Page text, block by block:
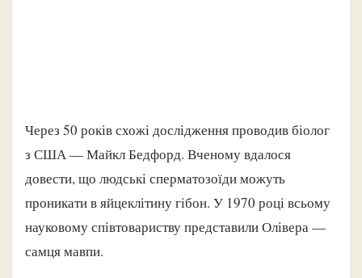
Через 50 років схожі дослідження проводив біолог
з США — Майкл Бедфорд. Вченому вдалося
довести, що людські сперматозоїди можуть
проникати в яйцеклітину гібон. У 1970 році всьому
науковому співтовариству представили Олівера —
самця мавпи.